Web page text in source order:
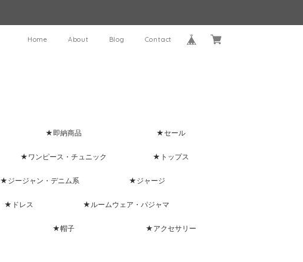
Home About Blog Contact
★即納商品 ★セール
★ワンピース・チュニック ★トップス
★ジージャン・デニム系 ★ジャージ
★ドレス ★ルームウェア・パジャマ
★帽子 ★アクセサリー